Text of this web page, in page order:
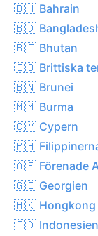
🇧🇭 Bahrain
🇧🇩
🇧🇹 Bhutan
🇮🇴 Brittiska
🇧🇳 Brunei
🇲🇲 Burma
🇨🇾 Cypern
🇵🇭
🇦🇪 Förenade
🇬🇪 Georgien
🇭🇰 Hongkong
🇮🇩 Indonesien